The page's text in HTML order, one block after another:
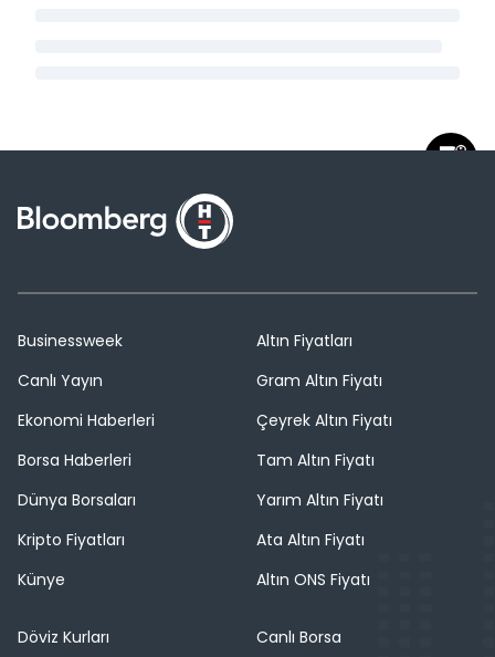
Businessweek
Canlı Yayın
Ekonomi Haberleri
Borsa Haberleri
Dünya Borsaları
Kripto Fiyatları
Künye
Altın Fiyatları
Gram Altın Fiyatı
Çeyrek Altın Fiyatı
Tam Altın Fiyatı
Yarım Altın Fiyatı
Ata Altın Fiyatı
Altın ONS Fiyatı
Döviz Kurları
Canlı Borsa